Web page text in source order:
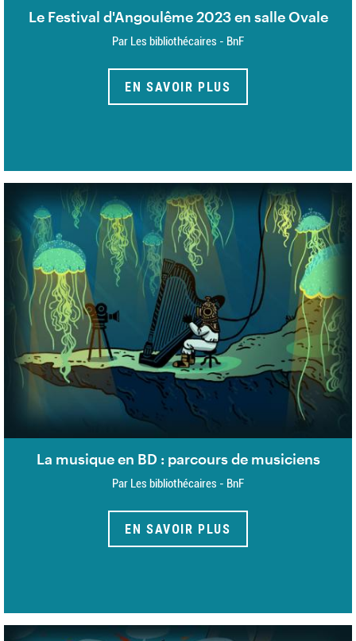
Le Festival d'Angoulême 2023 en salle Ovale
Par Les bibliothécaires - BnF
EN SAVOIR PLUS
La musique en BD : parcours de musiciens
Par Les bibliothécaires - BnF
EN SAVOIR PLUS